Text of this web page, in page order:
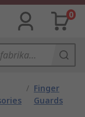
0
/ Finger
Guards